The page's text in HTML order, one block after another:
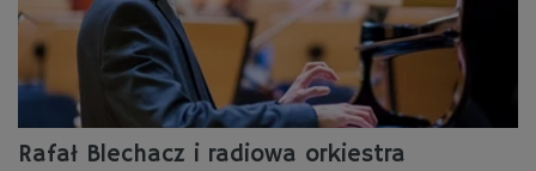
Rafał Blechacz i radiowa orkiestra